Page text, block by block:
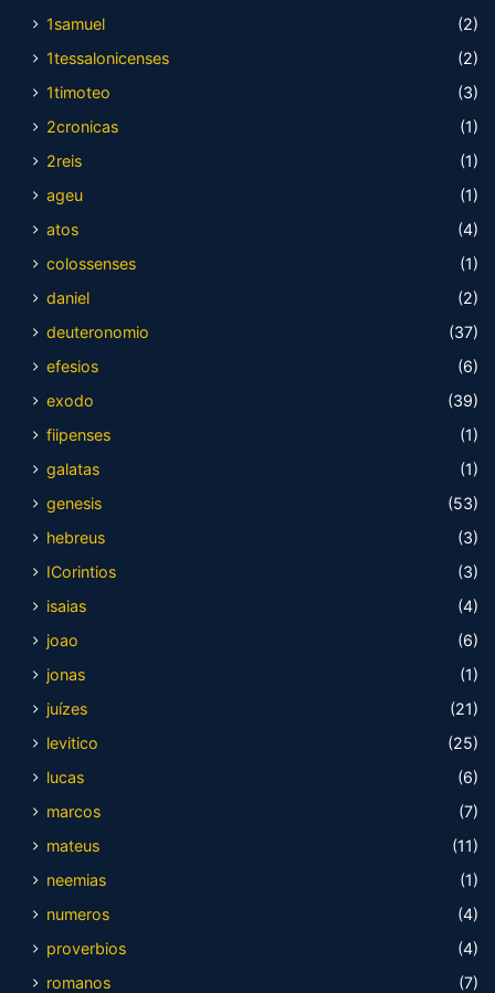
1samuel
(2)
1tessalonicenses
(2)
1timoteo
(3)
2cronicas
(1)
2reis
(1)
ageu
(1)
atos
(4)
colossenses
(1)
daniel
(2)
deuteronomio
(37)
efesios
(6)
exodo
(39)
fiipenses
(1)
galatas
(1)
genesis
(53)
hebreus
(3)
ICorintios
(3)
isaias
(4)
joao
(6)
jonas
(1)
juízes
(21)
levitico
(25)
lucas
(6)
marcos
(7)
mateus
(11)
neemias
(1)
numeros
(4)
proverbios
(4)
romanos
(7)